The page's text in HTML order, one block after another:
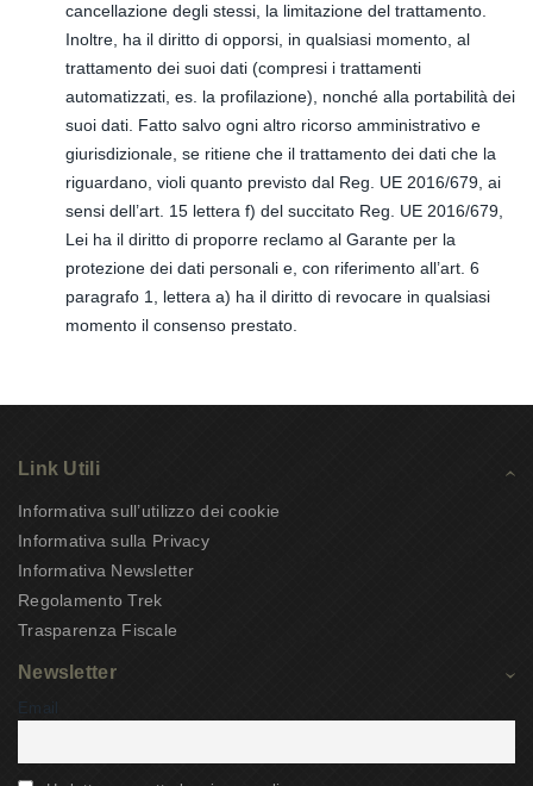
cancellazione degli stessi, la limitazione del trattamento.
Inoltre, ha il diritto di opporsi, in qualsiasi momento, al
trattamento dei suoi dati (compresi i trattamenti
automatizzati, es. la profilazione), nonché alla portabilità dei
suoi dati. Fatto salvo ogni altro ricorso amministrativo e
giurisdizionale, se ritiene che il trattamento dei dati che la
riguardano, violi quanto previsto dal Reg. UE 2016/679, ai
sensi dell’art. 15 lettera f) del succitato Reg. UE 2016/679,
Lei ha il diritto di proporre reclamo al Garante per la
protezione dei dati personali e, con riferimento all’art. 6
paragrafo 1, lettera a) ha il diritto di revocare in qualsiasi
momento il consenso prestato.
Link Utili
Informativa sull’utilizzo dei cookie
Informativa sulla Privacy
Informativa Newsletter
Regolamento Trek
Trasparenza Fiscale
Newsletter
Email